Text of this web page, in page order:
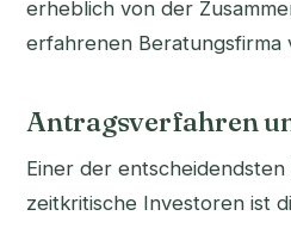
erheblich von der
erfahrenen Beratungsfirma
Antragsverfahren
Einer der
zeitkritische Investoren ist